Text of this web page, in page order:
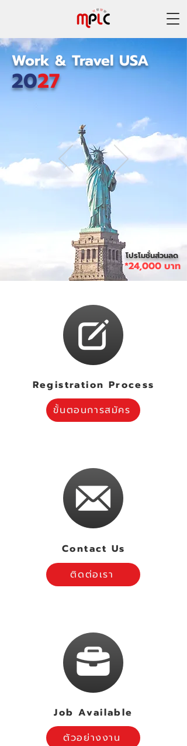
Work & Travel USA
2027
โปรโมชั่นส่วนลด
*24,000 บาท
Registration Process
ขั้นตอนการสมัคร
Contact Us
ติดต่อเรา
Job Available
ตัวอย่างงาน